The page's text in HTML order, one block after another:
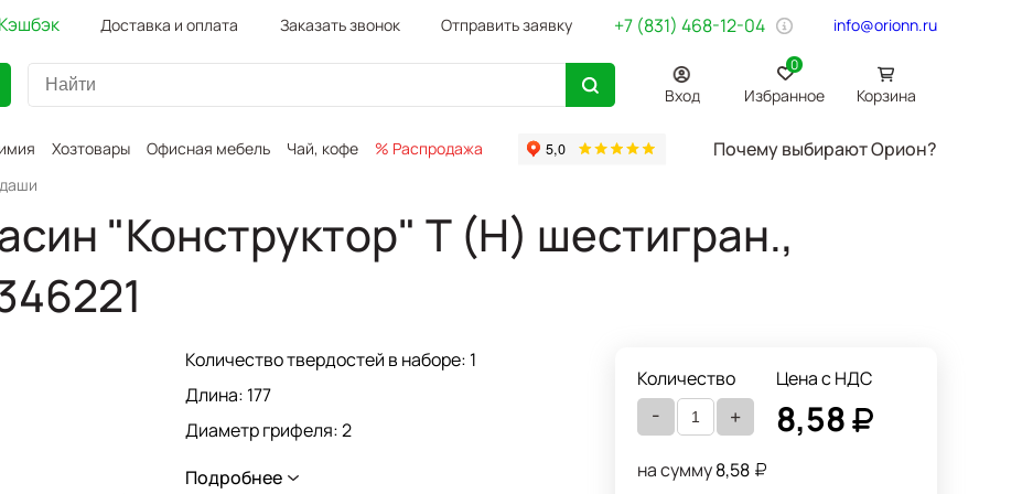
Кэшбэк Доставка и оплата Заказать звонок Отправить заявку +7 (831) 468-12-04 info@orionn.ru
Вход Избранное
0
Корзина
Хозтовары Офисная мебель Чай, кофе % Распродажа Канцтовары Бумага Svetocopy A4 Бытовая химия Хозтовары
Почему выбирают Орион?
"Конструктор" Т (H) шестигран.,
Количество твердостей в наборе: 1
Длина: 177
Диаметр грифеля: 2
Диаметр корпуса: 7
Подробнее
Количество
- +
Цена с НДС
8,58
на сумму 8,58